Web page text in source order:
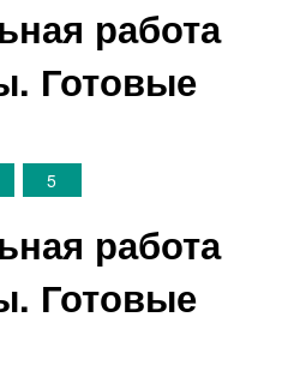
работа
Готовые
5
работа
Готовые